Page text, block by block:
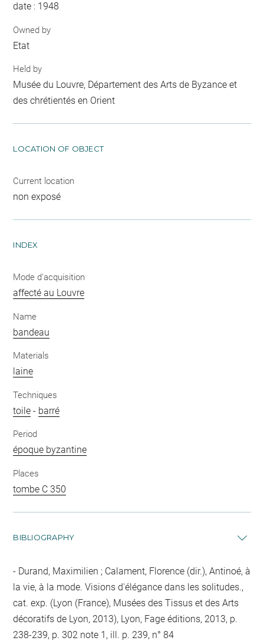
date : 1948
Owned by
Etat
Held by
Musée du Louvre, Département des Arts de Byzance et
des chrétientés en Orient
LOCATION OF OBJECT
Current location
non exposé
INDEX
Mode d'acquisition
affecté au Louvre
Name
bandeau
Materials
laine
Techniques
toile - barré
Period
époque byzantine
Places
tombe C 350
BIBLIOGRAPHY
Durand, Maximilien ; Calament, Florence (dir.), Antinoé, à
la vie, à la mode. Visions d'élégance dans les solitudes.,
cat. exp. (Lyon (France), Musées des Tissus et des Arts
décoratifs de Lyon, 2013), Lyon, Fage éditions, 2013, p.
238-239, p. 302 note 1, ill. p. 239, n° 84